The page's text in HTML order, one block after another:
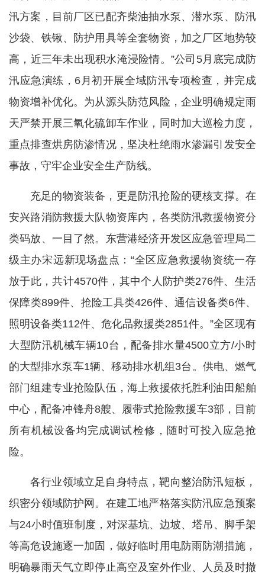
汛方案，目前厂区已配齐柴油抽水泵、潜水泵、防汛
沙袋、铁锹、防护用具等全套物资，加之厂区地势较
高，近三年未出现积水淹浸险情。”公司5月底完成防
汛应急演练，6月初开展全域防汛专项检查，并完成
物资增补优化。为从源头防范风险，企业明确规定雨
天严禁开展三氧化硫卸车作业，同时加大巡检力度，
重点排查烘房防渗情况，坚决杜绝雨水渗漏引发安全
事故，守牢企业安全生产防线。
充足的物资装备，更是防汛抢险的硬核支撑。在
安兴路消防救援大队物资库内，各类防汛救援物资分
类码放、一目了然。东营港经济开发区应急管理局二
级主办宋远新现场盘点：“全区应急救援物资统一存
放于此，共计4570件，其中个人防护类276件、生活
保障类899件、抢险工具类426件、通信设备类6件、
照明设备类112件、危化品救援类2851件。”全区现有
大型防汛机械车辆10台，配备排水量4500立方/小时
的大型排水泵车1辆、移动排水机组3台。供电、燃气
部门组建专业抢险队伍，海上救援依托胜利油田船舶
中心，配备冲锋舟8艘、履带式抢险救援车3部，目前
所有机械设备均完成调试检修，随时可投入应急抢
险。
各行业领域立足自身特点，靶向整治防汛短板，
织密分领域防护网。在建工地严格落实防汛应急预案
与24小时值班制度，对深基坑、边坡、塔吊、脚手架
等高危设施逐一加固，做好临时用电防雨防潮措施，
明确暴雨天气立即停止高空及室外作业、人员及时撤